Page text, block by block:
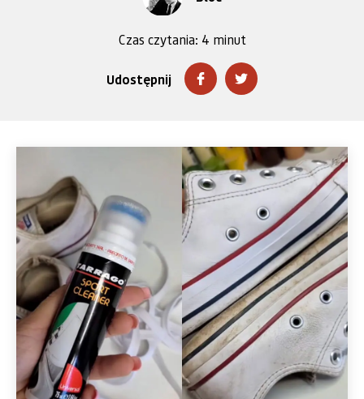
Czas czytania: 4 minut
Udostępnij